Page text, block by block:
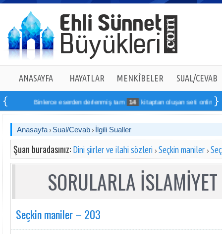
ANASAYFA HAYATLAR MENKÎBELER SUAL/CEVAB
Binlerce eserden derlenmiş tam 14 kitaptan oluşan seti online
Anasayfa Sual/Cevab İlgili Sualler
Şuan buradasınız: Dini şiirler ve ilahi sözleri Seçkin maniler
SORULARLA
Seçkin maniler – 203